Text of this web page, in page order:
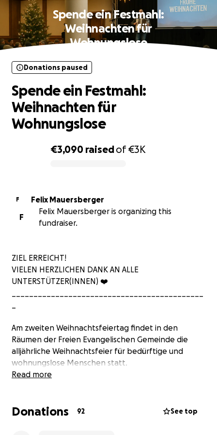
Spende ein Festmahl:
Weihnachten für
Wohnungslose
€3,090 raisedof€3K
Donations paused
Spende ein Festmahl:
Weihnachten für
Wohnungslose
F
Felix Mauersberger
F
Felix Mauersberger is organizing this
fundraiser.
ZIEL ERREICHT!
VIELEN HERZLICHEN DANK AN ALLE
UNTERSTÜTZER(INNEN) ❤️
Am zweiten Weihnachtsfeiertag findet in den
Räumen der Freien Evangelischen Gemeinde die
alljährliche Weihnachtsfeier für bedürftige und
wohnungslose Menschen statt.
Es gibt für alle 185 Gäste, nach Kaffee mit Stolle &
Read more
Donations 92 See top